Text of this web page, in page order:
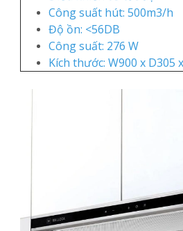
Công suất hút: 500m3/h
Độ ồn: <56DB
Công suất: 276 W
Kích thước: W900 x D305